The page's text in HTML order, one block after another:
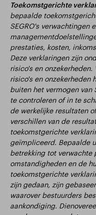
Toekomstgerichte
bepaalde
SEGRO's verwachtingen
prestaties, kosten,
Deze verklaringen zijn
risico's en
risico's en onzekerheden
buiten het vermogen van
te controleren of in te
de werkelijke resultaten
verschillen van de
toekomstgerichte
geïmpliceerd. Bepaalde
betrekking tot verwachte
omstandigheden en de
toekomstgerichte
zijn gedaan, zijn
waarover bestuurders
aankondiging.